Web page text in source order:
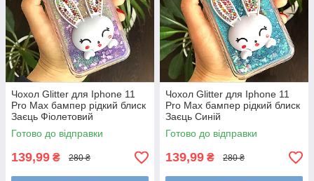
Чохол Glitter для Iphone 11
Pro Max бампер рідкий блиск
Заєць Фіолетовий
Готово до відправки
139,99 ₴ 280 ₴
Чохол Glitter для Iphone 11
Pro Max бампер рідкий блиск
Заєць Синій
Готово до відправки
139,99 ₴ 280 ₴